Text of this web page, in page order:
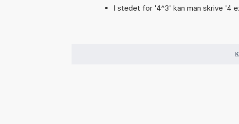
I stedet for '4^3' kan man skrive '4